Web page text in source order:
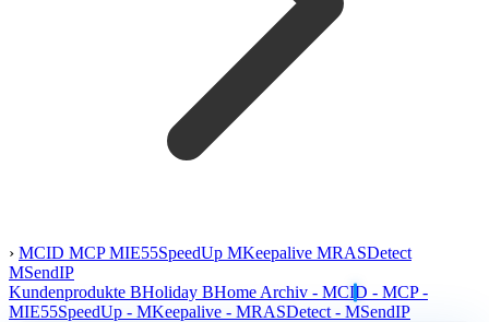
› MCID MCPMIE55SpeedUp MKeepalive MRASDetect
MSendIP
Kundenprodukte BHoliday BHome Archiv - MCID - MCP-
MIE55SpeedUp - MKeepalive - MRASDetect - MSendIP